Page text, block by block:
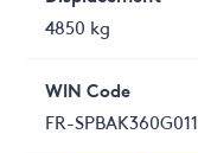
4850 kg
WIN Code
FR-SPBAK360G011